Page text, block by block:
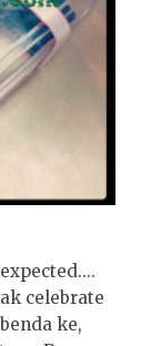
celebrate
ke,